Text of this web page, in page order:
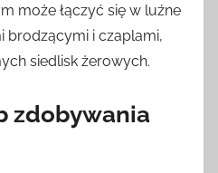
może łączyć się w luźne
brodzącymi i czaplami,
siedlisk żerowych.
zdobywania